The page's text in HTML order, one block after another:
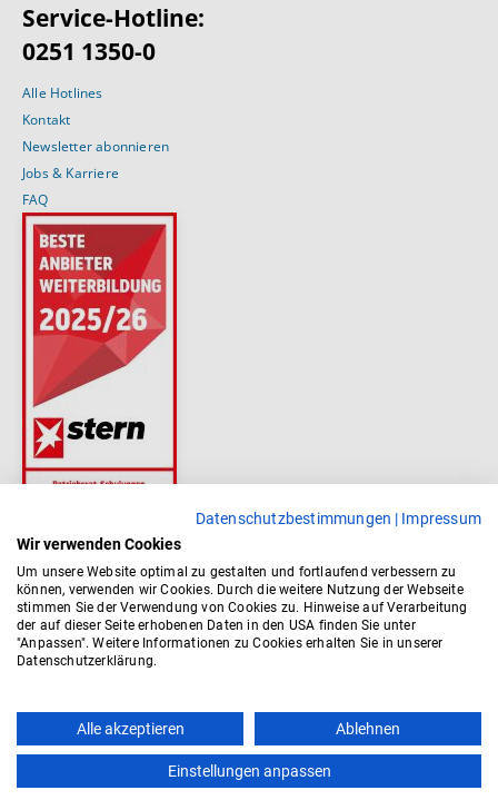
Datenschutzbestimmungen | Impressum
Wir verwenden Cookies
Um unsere Website optimal zu gestalten und fortlaufend verbessern zu
können, verwenden wir Cookies. Durch die weitere Nutzung der Webseite
stimmen Sie der Verwendung von Cookies zu. Hinweise auf Verarbeitung
der auf dieser Seite erhobenen Daten in den USA finden Sie unter
"Anpassen". Weitere Informationen zu Cookies erhalten Sie in unserer
Datenschutzerklärung.
Alle akzeptieren Ablehnen
Einstellungen anpassen
Service-Hotline:
0251 1350-0
Alle Hotlines
Kontakt
Newsletter abonnieren
Jobs & Karriere
FAQ
Kontakt AGB Impressum Datenschutz